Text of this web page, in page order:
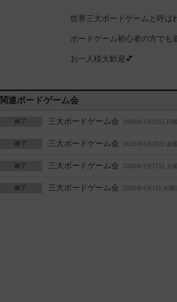
世界三大ボードゲームと呼ば
ボードゲーム初心者の方でも
お一人様大歓迎💕
関連ボードゲーム会
終了 三大ボードゲーム会 2026年3月15日 日
終了 三大ボードゲーム会 2026年3月20日 金
終了 三大ボードゲーム会 2026年3月17日 火
終了 三大ボードゲーム会 2026年4月7日 火曜